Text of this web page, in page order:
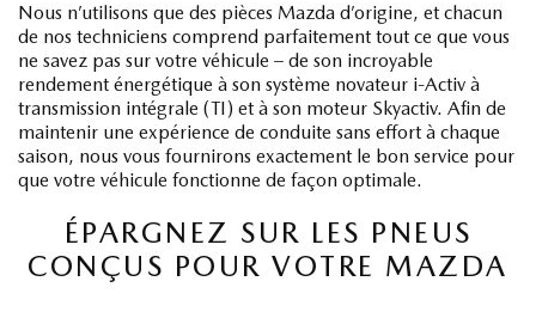
Nous n’utilisons que des pièces Mazda d’origine, et chacun
de nos techniciens comprend parfaitement tout ce que vous
ne savez pas sur votre véhicule – de son incroyable
rendement énergétique à son système novateur i-Activ à
transmission intégrale (TI) et à son moteur Skyactiv. Afin de
maintenir une expérience de conduite sans effort à chaque
saison, nous vous fournirons exactement le bon service pour
que votre véhicule fonctionne de façon optimale.
ÉPARGNEZ SUR LES PNEUS
CONÇUS POUR VOTRE MAZDA